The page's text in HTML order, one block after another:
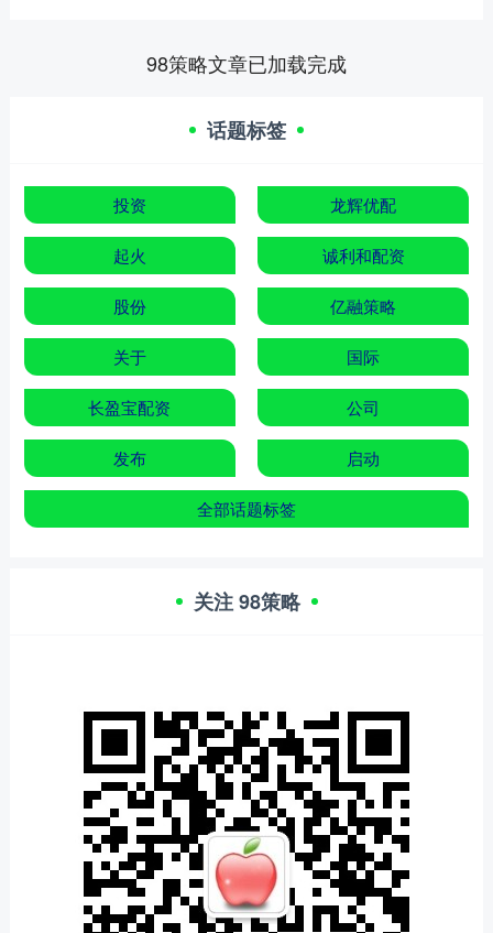
98策略文章已加载完成
话题标签
投资 龙辉优配
起火 诚利和配资
股份 亿融策略
关于 国际
长盈宝配资 公司
发布 启动
全部话题标签
关注 98策略